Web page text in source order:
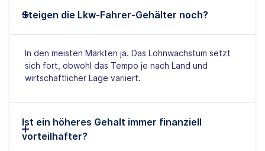
Steigen die Lkw-Fahrer-Gehälter noch?
In den meisten Märkten ja. Das Lohnwachstum setzt
sich fort, obwohl das Tempo je nach Land und
wirtschaftlicher Lage variiert.
Ist ein höheres Gehalt immer finanziell
vorteilhafter?